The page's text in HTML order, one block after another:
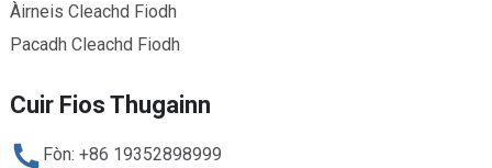
Àirneis Cleachd Fiodh
Pacadh Cleachd Fiodh
Cuir Fios Thugainn
Fòn: +86 19352898999